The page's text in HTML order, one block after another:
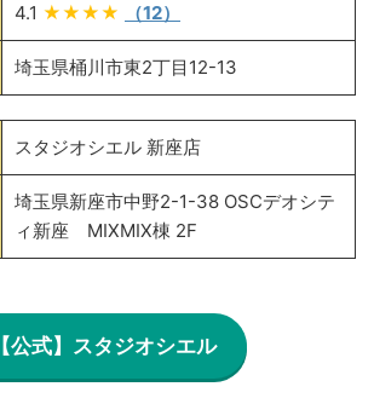
4.1 ★★★★ （12）
埼玉県桶川市東2丁目12-13
スタジオシエル 新座店
埼玉県新座市中野2-1-38 OSCデオシテ
ィ新座 MIXMIX棟 2F
【公式】スタジオシエル